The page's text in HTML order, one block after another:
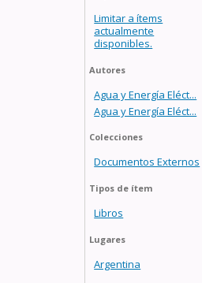
Limitar a ítems
actualmente
disponibles.
Autores
Agua y Energía Eléct...
Agua y Energía Eléct...
Colecciones
Documentos Externos
Tipos de ítem
Libros
Lugares
Argentina